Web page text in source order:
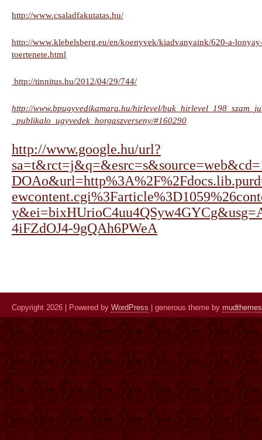
http://www.csaladfakutatas.hu/
http://www.klebelsberg.eu/en/koenyvek/kiadvanyaink/620-a-
toertenete.html
http://tinnitus.hu/2012/04/29/744/
http://www.bpugyvedikamara.hu/hirlevel/
_publikalo_ugyvedek_horgaszverseny/#160290
http://www.google.hu/url?
4iFZdOJ4-9gQAh6PWeA
Copyright 2026 | Powered by WordPress | generous theme by mudthemes